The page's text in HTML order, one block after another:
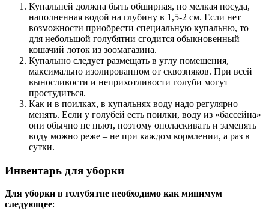
Купальней должна быть обширная, но мелкая посуда,
наполненная водой на глубину в 1,5-2 см. Если нет
возможности приобрести специальную купальню, то
для небольшой голубятни сгодится обыкновенный
кошачий лоток из зоомагазина.
Купальню следует размещать в углу помещения,
максимально изолированном от сквозняков. При всей
выносливости и неприхотливости голуби могут
простудиться.
Как и в поилках, в купальнях воду надо регулярно
менять. Если у голубей есть поилки, воду из «бассейна»
они обычно не пьют, поэтому ополаскивать и заменять
воду можно реже – не при каждом кормлении, а раз в
сутки.
Инвентарь для уборки
Для уборки в голубятне необходимо как минимум
следующее: